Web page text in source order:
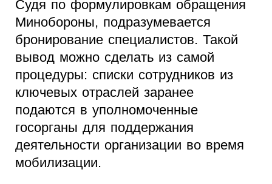
Судя по формулировкам обращения
Минобороны, подразумевается
бронирование специалистов. Такой
вывод можно сделать из самой
процедуры: списки сотрудников из
ключевых отраслей заранее
подаются в уполномоченные
госорганы для поддержания
деятельности организации во время
мобилизации.